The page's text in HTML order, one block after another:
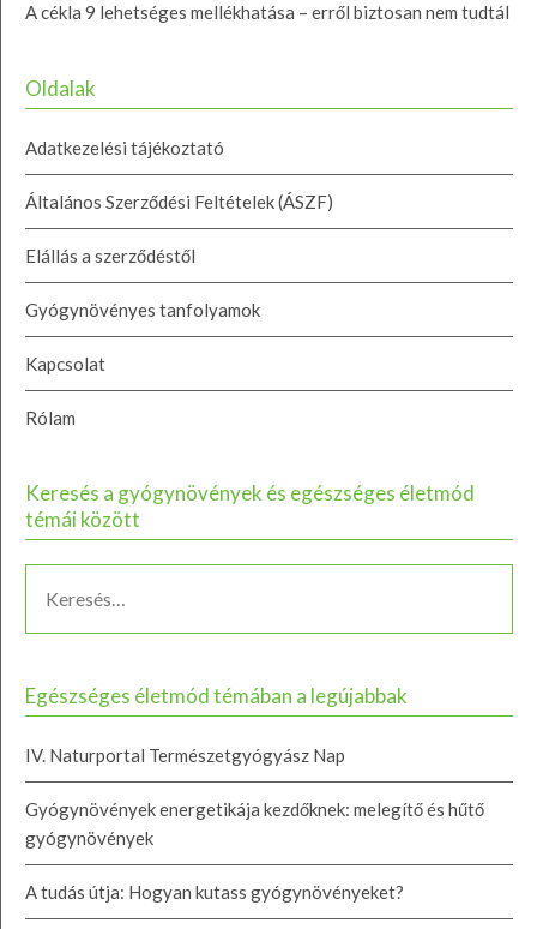
A cékla 9 lehetséges mellékhatása – erről biztosan nem tudtál
Oldalak
Adatkezelési tájékoztató
Általános Szerződési Feltételek (ÁSZF)
Elállás a szerződéstől
Gyógynövényes tanfolyamok
Kapcsolat
Rólam
Keresés a gyógynövények és egészséges életmód
témái között
Egészséges életmód témában a legújabbak
IV. Naturportal Természetgyógyász Nap
Gyógynövények energetikája kezdőknek: melegítő és hűtő
gyógynövények
A tudás útja: Hogyan kutass gyógynövényeket?